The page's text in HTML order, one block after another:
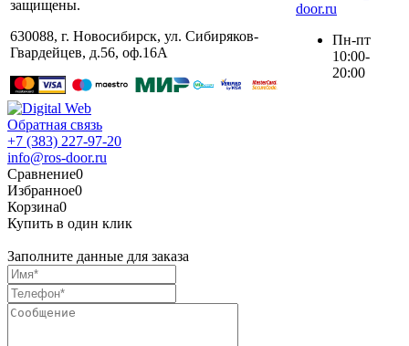
защищены.
630088, г. Новосибирск, ул. ​Сибиряков-
Гвардейцев, д.56​, оф.16А
door.ru
Пн-пт
10:00-
20:00
Обратная связь
+7 (383) 227-97-20
info@ros-door.ru
Сравнение0
Избранное0
Корзина0
Купить в один клик
Заполните данные для заказа